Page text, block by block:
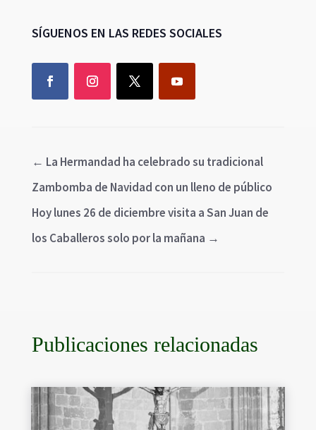
SÍGUENOS EN LAS REDES SOCIALES
← La Hermandad ha celebrado su tradicional
Zambomba de Navidad con un lleno de público
Hoy lunes 26 de diciembre visita a San Juan de
los Caballeros solo por la mañana →
Publicaciones relacionadas